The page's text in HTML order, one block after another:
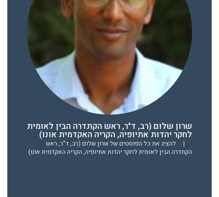
שרון שלום (רב, ד"ר, ראש הקתדרה הבין לאומית
לחקר יהדות אתיופיה, הקריה האקדמית אונו)
|
להציג את כל הפוסטים של שרון שלום (רב, ד"ר, ראש
הקתדרה הבין לאומית לחקר יהדות אתיופיה, הקריה האקדמית אונו)